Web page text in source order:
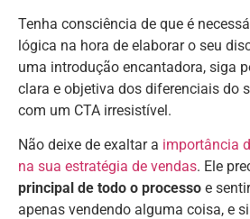
Tenha consciência de que é
lógica na hora de elaborar o seu
uma introdução encantadora, siga
clara e objetiva dos diferenciais do
com um CTA irresistível.
Não deixe de exaltar a importância
na sua estratégia de vendas. Ele
principal de todo o processo e
apenas vendendo alguma coisa, e